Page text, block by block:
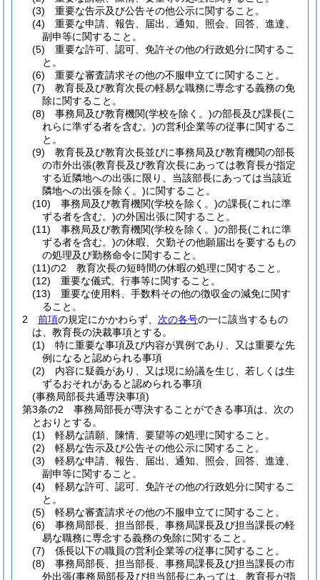
(3)
重要な告示及び公告その他公示に関すること。
(4)
重要な申請、報告、届出、通知、照会、回答、進達、
副申等に関すること。
(5)
重要な許可、認可、免許その他の行政処分に関するこ
と。
(6)
重要な審査請求その他の不服申立てに関すること。
(7)
教育長及び教育次長の軽易な職務に専念する義務の免
除に関すること。
(8)
事務局及び教育機関(学校を除く。)の部長及び課長(こ
れらに準ずる者を含む。)の営利企業等の従事に関するこ
と。
(9)
教育長及び教育次長並びに事務局及び教育機関の部長
の市外出張(教育長及び教育次長にあっては教育長が指定
する近隣地への出張に限り、当該部長にあっては当該近
隣地への出張を除く。)に関すること。
(10)
事務局及び教育機関(学校を除く。)の課長(これに準
ずる者を含む。)の外国出張に関すること。
(11)
事務局及び教育機関(学校を除く。)の部長(これに準
ずる者を含む。)の休暇、欠勤その他願届出を要するもの
の処理及び勤務命令に関すること。
(11)の2
教育次長の短時間の休暇の処理に関すること。
(12)
重要な儀式、行事等に関すること。
(13)
重要な使用料、手数料その他の徴収金の減免に関す
ること。
2
前項の規定にかかわらず、 次の各号の一に該当するもの
は、教育長の決裁事項とする。
(1)
特に重要な事項及び内容が異例であり、又は重要な先
例になると認められる事項
(2)
内容に疑義があり、又は現に紛議を生じ、若しくは生
ずるおそれがあると認められる事項
(事務局部長共通専決事項)
第3条の2
事務局部長が専決することができる事項は、次の
とおりとする。
(1)
軽易な請願、陳情、要望等の処理に関すること。
(2)
軽易な告示及び公告その他公示に関すること。
(3)
軽易な申請、報告、届出、通知、照会、回答、進達、
副申等に関すること。
(4)
軽易な許可、認可、免許その他の行政処分に関するこ
と。
(5)
軽易な審査請求その他の不服申立てに関すること。
(6)
事務局部長、担当部長、事務局課長及び担当課長の軽
易な職務に専念する義務の免除に関すること。
(7)
係長以下の職員の営利企業等の従事に関すること。
(8)
事務局部長、担当部長、事務局課長及び担当課長の市
外出張(事務局部長及び担当部長にあっては、教育長が指